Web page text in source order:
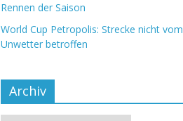
Rennen der Saison
World Cup Petropolis: Strecke nicht vom
Unwetter betroffen
Archiv